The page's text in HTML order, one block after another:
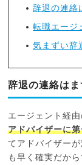
辞退の連絡
転職エージ
気まずい辞
辞退の連絡は
エージェント経
アドバイザーに
てアドバイザー
も早く確実だから